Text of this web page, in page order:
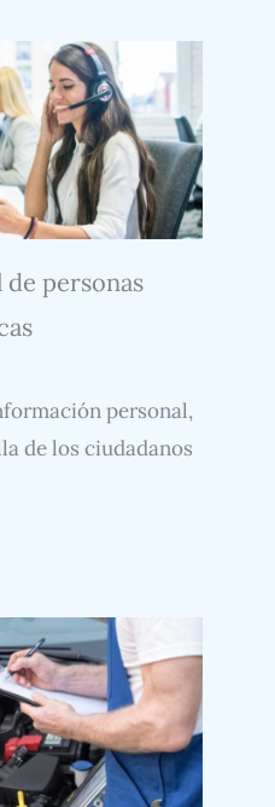
personas
personal,
de los ciudadanos